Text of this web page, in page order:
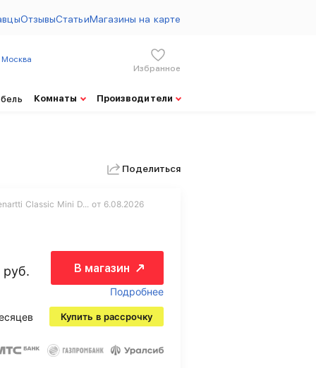
ОтзывыСтатьиМагазины на карте
Москва
Избранное
Комнаты Производители
Поделиться
Classic Mini D... от 6.08.2026
руб. В магазин
Подробнее
Купить в рассрочку